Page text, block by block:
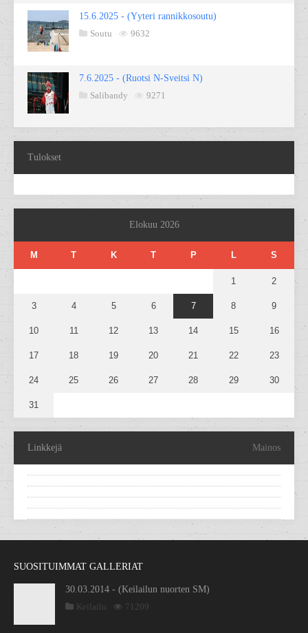
15.6.2025 - (Yyteri rannikkosoutu)
Soutu
9632
7.6.2025 - (Ruotsi N-Sveitsi N)
Salibandy
9271
Tulokset
Elokuu 2026
M T K T P L S
1 2
3 4 5 6 7 8 9
10 11 12 13 14 15 16
17 18 19 20 21 22 23
24 25 26 27 28 29 30
31
Linkkejä Mainos
SUOSITUIMMAT GALLERIAT
30.03.2014 - (Keilailun nuorten SM)
Keilailu
71209